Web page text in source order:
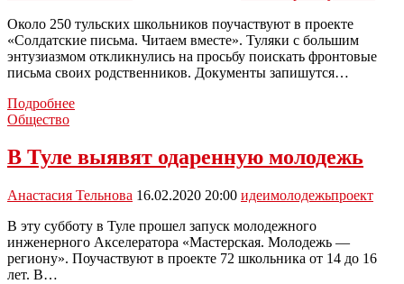
Около 250 тульских школьников поучаствуют в проекте
«Солдатские письма. Читаем вместе». Туляки с большим
энтузиазмом откликнулись на просьбу поискать фронтовые
письма своих родственников. Документы запишутся…
ПодробнееНовомосковцы
в
проекте
письма»
Общество
В Туле выявят одаренную молодежь
Анастасия Тельнова 16.02.2020 20:00 идеимолодежьпроект
В эту субботу в Туле прошел запуск молодежного
инженерного Акселератора «Мастерская. Молодежь —
региону». Поучаствуют в проекте 72 школьника от 14 до 16
лет. В…